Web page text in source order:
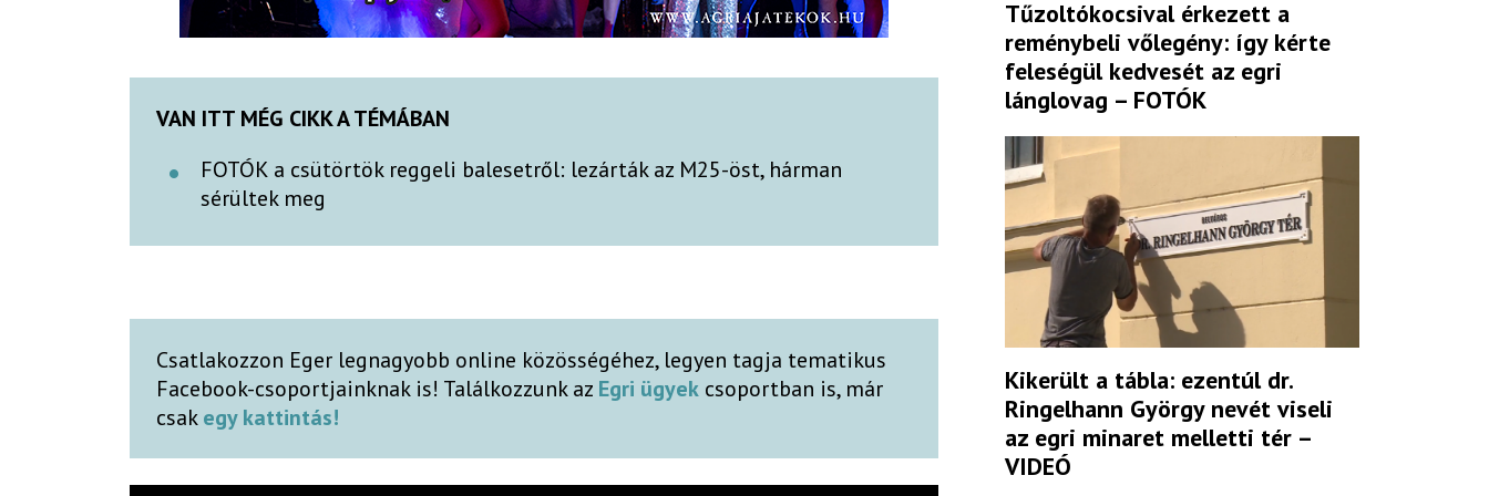
VAN ITT MÉG CIKK A TÉMÁBAN
FOTÓK a csütörtök reggeli balesetről: lezárták az M25-öst, hárman
sérültek meg
Csatlakozzon Eger legnagyobb online közösségéhez, legyen tagja tematikus
Facebook-csoportjainknak is! Találkozzunk az Egri ügyek csoportban is, már
csakegy kattintás!
Tűzoltókocsival érkezett a
reménybeli vőlegény: így kérte
feleségül kedvesét az egri
lánglovag – FOTÓK
Kikerült a tábla: ezentúl dr.
Ringelhann György nevét viseli
az egri minaret melletti tér –
VIDEÓ